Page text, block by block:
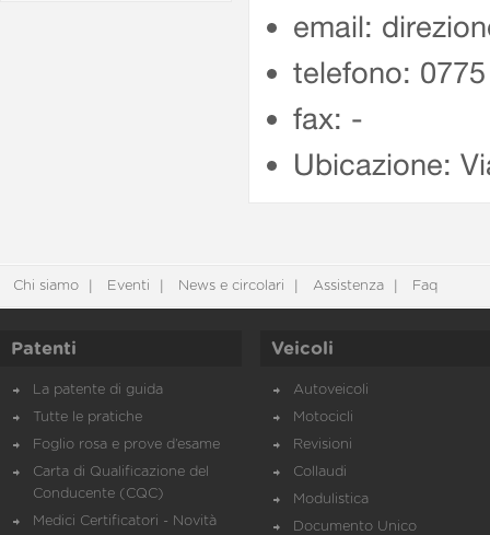
email:
telefono:
fax: -
Ubicazione:
Chi siamo Eventi News e circolari Assistenza Faq
Patenti
La patente di guida
Tutte le pratiche
Foglio rosa e prove d’esame
Carta di Qualificazione del
Conducente (CQC)
Medici Certificatori - Novità
Veicoli
Autoveicoli
Motocicli
Revisioni
Collaudi
Modulistica
Documento Unico